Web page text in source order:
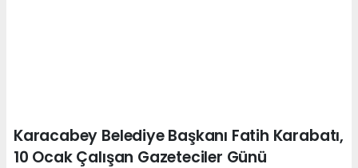
Karacabey Belediye Başkanı Fatih Karabatı,
10 Ocak Çalışan Gazeteciler Günü